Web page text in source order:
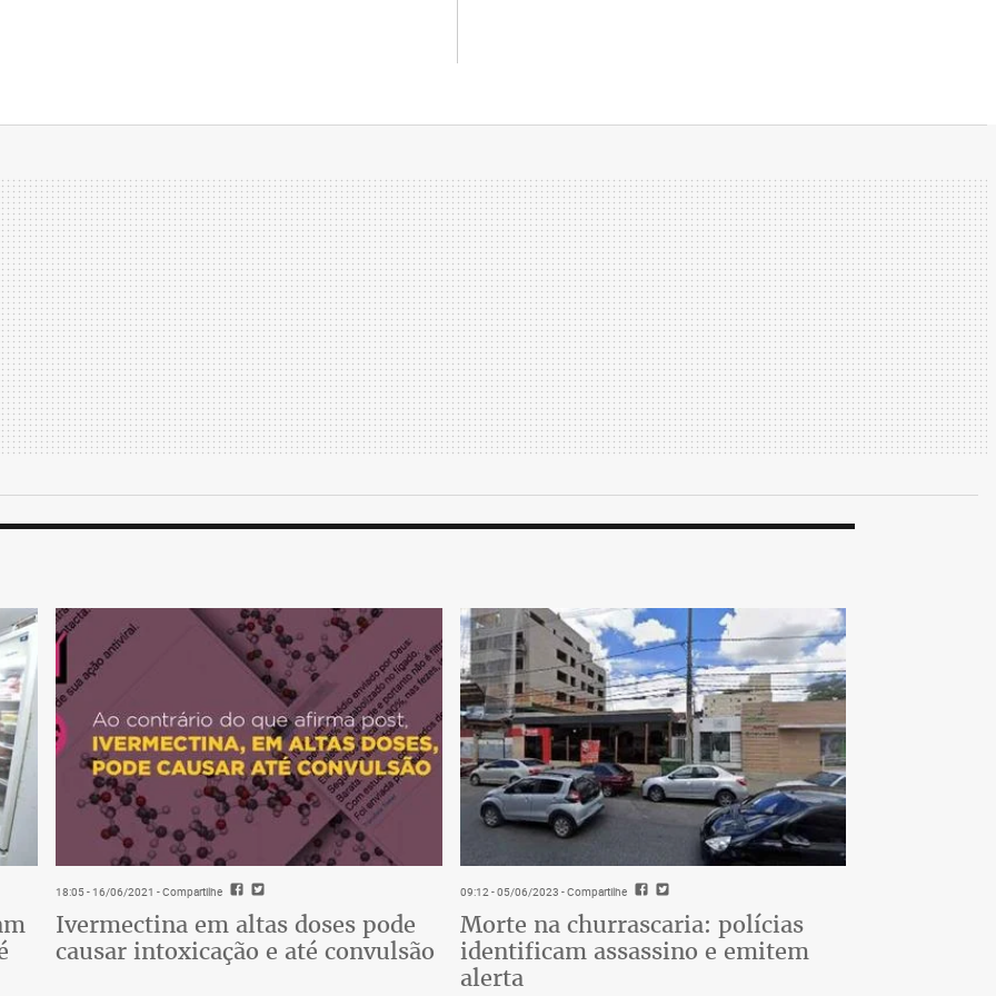
18:05 - 16/06/2021 - Compartilhe
Ivermectina em altas doses pode
causar intoxicação e até convulsão
09:12 - 05/06/2023 - Compartilhe
Morte na churrascaria: polícias
identificam assassino e emitem
alerta